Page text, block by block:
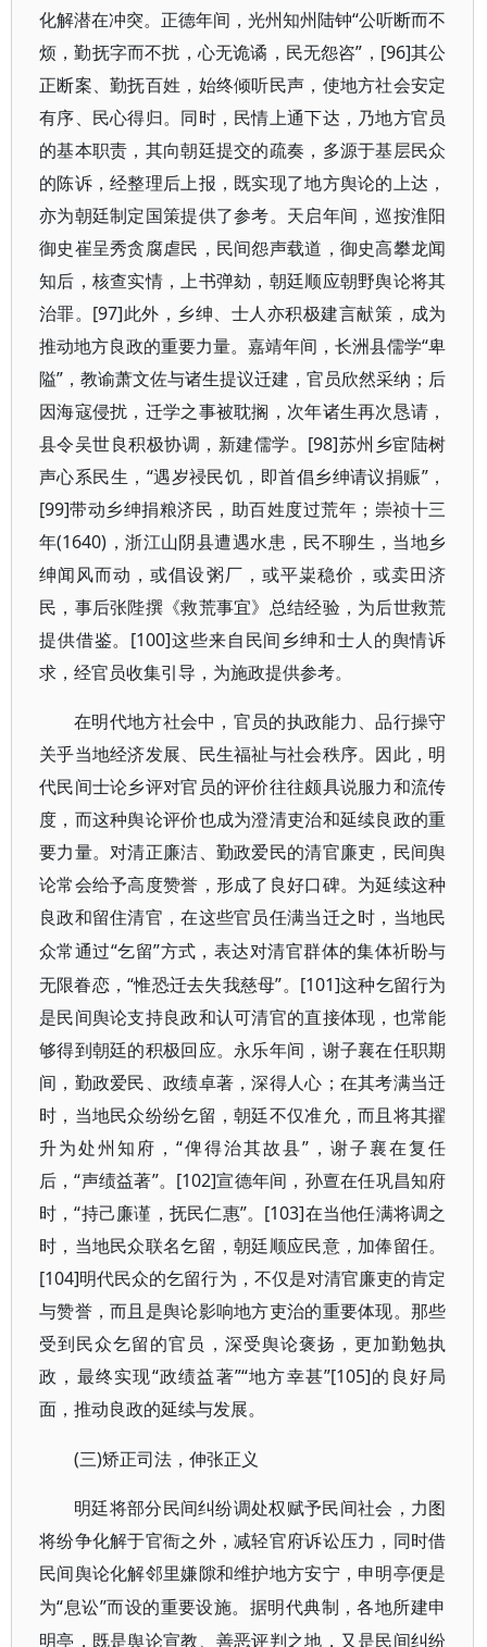
化解潜在冲突。正德年间，光州知州陆钟“公听断而不
烦，勤抚字而不扰，心无诡谲，民无怨咨”，[96]其公
正断案、勤抚百姓，始终倾听民声，使地方社会安定
有序、民心得归。同时，民情上通下达，乃地方官员
的基本职责，其向朝廷提交的疏奏，多源于基层民众
的陈诉，经整理后上报，既实现了地方舆论的上达，
亦为朝廷制定国策提供了参考。天启年间，巡按淮阳
御史崔呈秀贪腐虐民，民间怨声载道，御史高攀龙闻
知后，核查实情，上书弹劾，朝廷顺应朝野舆论将其
治罪。[97]此外，乡绅、士人亦积极建言献策，成为
推动地方良政的重要力量。嘉靖年间，长洲县儒学“卑
隘”，教谕萧文佐与诸生提议迁建，官员欣然采纳；后
因海寇侵扰，迁学之事被耽搁，次年诸生再次恳请，
县令吴世良积极协调，新建儒学。[98]苏州乡宦陆树
声心系民生，“遇岁祲民饥，即首倡乡绅请议捐赈”，
[99]带动乡绅捐粮济民，助百姓度过荒年；崇祯十三
年(1640)，浙江山阴县遭遇水患，民不聊生，当地乡
绅闻风而动，或倡设粥厂，或平粜稳价，或卖田济
民，事后张陛撰《救荒事宜》总结经验，为后世救荒
提供借鉴。[100]这些来自民间乡绅和士人的舆情诉
求，经官员收集引导，为施政提供参考。
在明代地方社会中，官员的执政能力、品行操守
关乎当地经济发展、民生福祉与社会秩序。因此，明
代民间士论乡评对官员的评价往往颇具说服力和流传
度，而这种舆论评价也成为澄清吏治和延续良政的重
要力量。对清正廉洁、勤政爱民的清官廉吏，民间舆
论常会给予高度赞誉，形成了良好口碑。为延续这种
良政和留住清官，在这些官员任满当迁之时，当地民
众常通过“乞留”方式，表达对清官群体的集体祈盼与
无限眷恋，“惟恐迁去失我慈母”。[101]这种乞留行为
是民间舆论支持良政和认可清官的直接体现，也常能
够得到朝廷的积极回应。永乐年间，谢子襄在任职期
间，勤政爱民、政绩卓著，深得人心；在其考满当迁
时，当地民众纷纷乞留，朝廷不仅准允，而且将其擢
升为处州知府，“俾得治其故县”，谢子襄在复任
后，“声绩益著”。[102]宣德年间，孙亶在任巩昌知府
时，“持己廉谨，抚民仁惠”。[103]在当他任满将调之
时，当地民众联名乞留，朝廷顺应民意，加俸留任。
[104]明代民众的乞留行为，不仅是对清官廉吏的肯定
与赞誉，而且是舆论影响地方吏治的重要体现。那些
受到民众乞留的官员，深受舆论褒扬，更加勤勉执
政，最终实现“政绩益著”“地方幸甚”[105]的良好局
面，推动良政的延续与发展。
(三)矫正司法，伸张正义
明廷将部分民间纠纷调处权赋予民间社会，力图
将纷争化解于官衙之外，减轻官府诉讼压力，同时借
民间舆论化解邻里嫌隙和维护地方安宁，申明亭便是
为“息讼”而设的重要设施。据明代典制，各地所建申
明亭，既是舆论宣教、善恶评判之地，又是民间纠纷